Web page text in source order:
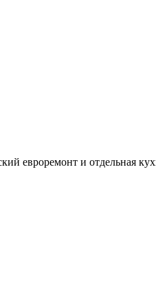
евроремонт и отдельная